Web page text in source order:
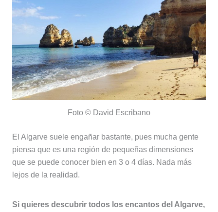
Foto © David Escribano
El Algarve suele engañar bastante, pues mucha gente
piensa que es una región de pequeñas dimensiones
que se puede conocer bien en 3 o 4 días. Nada más
lejos de la realidad.
Si quieres descubrir todos los encantos del Algarve,